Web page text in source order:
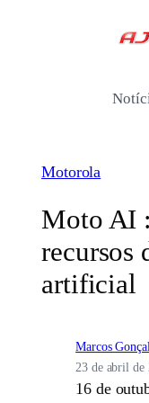
Motorola
Moto AI
recursos
artificial
Marcos
23 de abril de
16 de